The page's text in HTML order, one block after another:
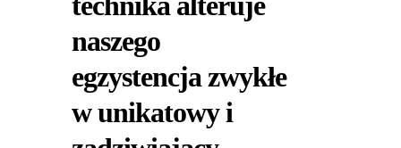
naszego
egzystencja zwykłe
w unikatowy i